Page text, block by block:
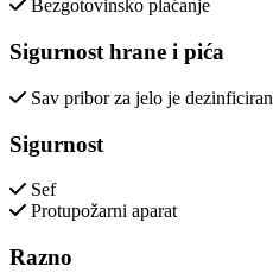
Bezgotovinsko plaćanje
Sigurnost hrane i pića
Sav pribor za jelo je dezinficiran
Sigurnost
Sef
Protupožarni aparat
Razno